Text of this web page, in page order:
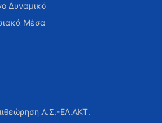
Δυναμικό
Μέσα
Λ.Σ.-ΕΛ.ΑΚΤ.